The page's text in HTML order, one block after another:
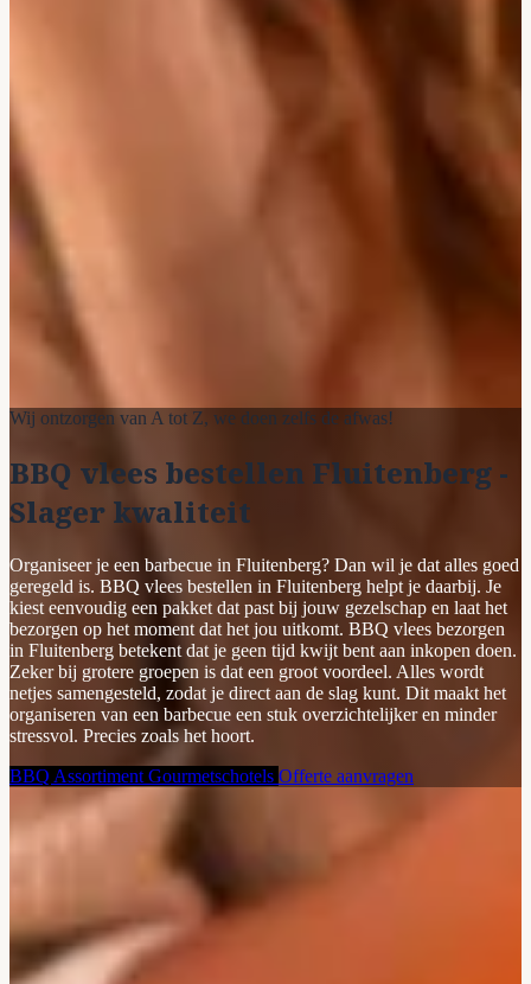
Wij ontzorgen van A tot Z, we doen zelfs de afwas!
BBQ vlees bestellen Fluitenberg -
Slager kwaliteit
Organiseer je een barbecue in Fluitenberg? Dan wil je dat alles goed
geregeld is. BBQ vlees bestellen in Fluitenberg helpt je daarbij. Je
kiest eenvoudig een pakket dat past bij jouw gezelschap en laat het
bezorgen op het moment dat het jou uitkomt. BBQ vlees bezorgen
in Fluitenberg betekent dat je geen tijd kwijt bent aan inkopen doen.
Zeker bij grotere groepen is dat een groot voordeel. Alles wordt
netjes samengesteld, zodat je direct aan de slag kunt. Dit maakt het
organiseren van een barbecue een stuk overzichtelijker en minder
stressvol. Precies zoals het hoort.
BBQ Assortiment Gourmetschotels Offerte aanvragen